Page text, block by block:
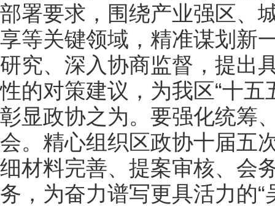
部署要求，围绕产业强区、
享等关键领域，精准谋划新
研究、深入协商监督，提出
性的对策建议，为我区“十
彰显政协之为。要强化统筹
会。精心组织区政协十届五
细材料完善、提案审核、会
务，为奋力谱写更具活力的“